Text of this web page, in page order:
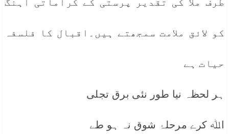
کو لائق ملامت سمجھتے ہیں۔اقبال کا فلسفہ
حیات ہے
ہر لحظہ نیا طور نئی برق تجلی
اﷲ کرے مرحلۂ شوق نہ ہو طے